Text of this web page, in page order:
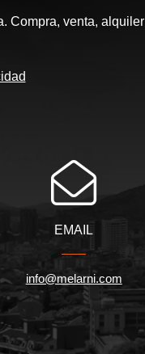
Compra, venta,
EMAIL
info@melarni.com